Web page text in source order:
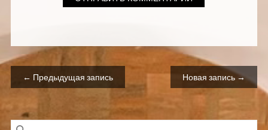
Навигация по записям
← Предыдущая запись Новая запись →